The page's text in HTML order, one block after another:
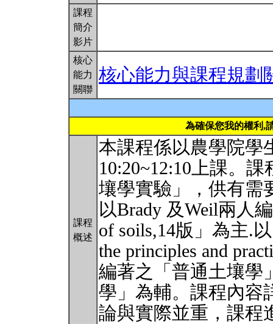
課程
簡介
影片
核心
能力
關聯
核心能力與課程規劃
為確保您我的權利,
課程
概述
本課程係以農學院學
10:20~12:10上課。
壤學實驗」，供有需
以Brady 及Weil兩人
of soils,14版」為主.
the principles and
編著之「普通土壤學
學」為輔。課程內容
論與實際並重，課